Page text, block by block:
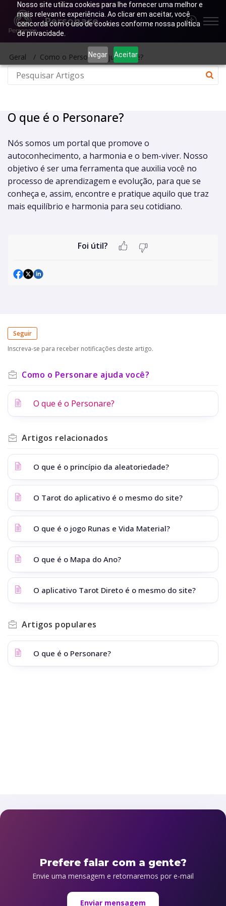
Nosso site utiliza cookies para lhe fornecer uma melhor e
mais relevante experiência. Ao clicar em aceitar, você
concorda com o uso de cookies conforme nossa política
de privacidade.
Negar Aceitar
Personare
Geral Como o Personare ajuda você?
O que é o Personare?
Nós somos um portal que promove o
autoconhecimento, a harmonia e o bem-viver. Nosso
objetivo é ser uma ferramenta que auxilia você no
processo de aprendizagem e evolução, para que se
conheça e, assim, encontre e pratique aquilo que traz
mais equilíbrio e harmonia para seu cotidiano.
Foi útil?
Seguir
Inscreva-se para receber notificações deste artigo.
Como o Personare ajuda você?
O que é o Personare?
Artigos relacionados
O que é o princípio da aleatoriedade?
O Tarot do aplicativo é o mesmo do site?
O que é o jogo Runas e Vida Material?
O que é o Mapa do Ano?
O aplicativo Tarot Direto é o mesmo do site?
Artigos populares
O que é o Personare?